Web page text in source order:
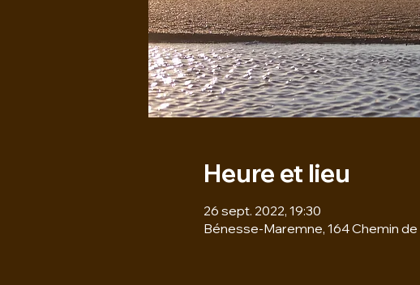
Heure et lieu
26 sept. 2022, 19:30
Bénesse-Maremne, 164 Chemin